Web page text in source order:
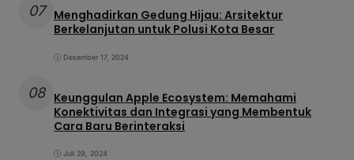
07
Menghadirkan Gedung Hijau: Arsitektur
Berkelanjutan untuk Polusi Kota Besar
Desember 17, 2024
08 Keunggulan Apple Ecosystem: Memahami
Konektivitas dan Integrasi yang Membentuk
Cara Baru Berinteraksi
Juli 29, 2024